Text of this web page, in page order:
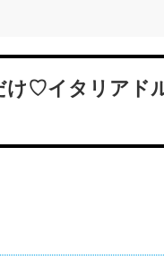
け♡イタリアド